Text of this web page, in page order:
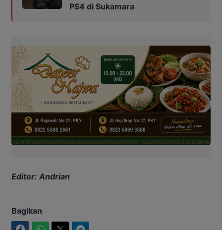
PS4 di Sukamara
Editor: Andrian
Bagikan